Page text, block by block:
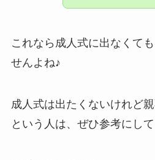
これなら成人式に出なくて
せんよね♪
成人式は出たくないけれど
という人は、ぜひ参考にして